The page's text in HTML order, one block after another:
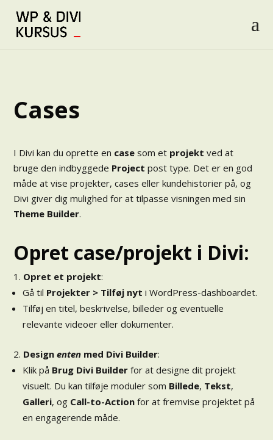
Cases
I Divi kan du oprette en case som et projekt ved at
bruge den indbyggede Project post type. Det er en god
måde at vise projekter, cases eller kundehistorier på, og
Divi giver dig mulighed for at tilpasse visningen med sin
Theme Builder.
Opret case/projekt i Divi:
Opret et projekt:
Gå til Projekter > Tilføj nyt i WordPress-dashboardet.
Tilføj en titel, beskrivelse, billeder og eventuelle
relevante videoer eller dokumenter.
Designenten med Divi Builder:
Klik på Brug Divi Builder for at designe dit projekt
visuelt. Du kan tilføje moduler som Billede, Tekst,
Galleri, og Call-to-Action for at fremvise projektet på
en engagerende måde.